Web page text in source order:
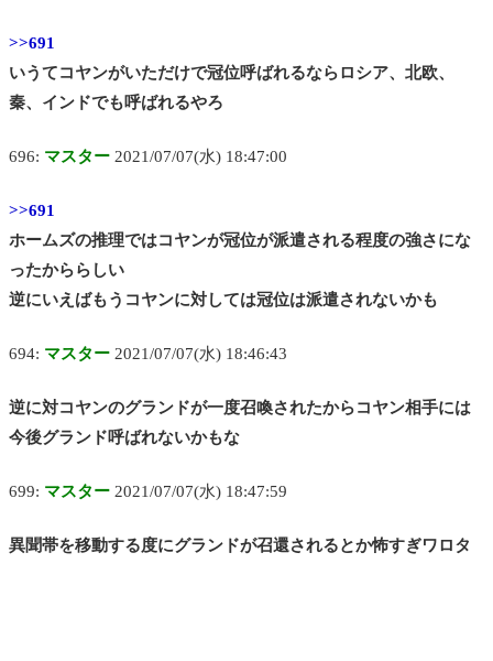
>>691
いうてコヤンがいただけで冠位呼ばれるならロシア、北欧、
秦、インドでも呼ばれるやろ
696: マスター 2021/07/07(水) 18:47:00
>>691
ホームズの推理ではコヤンが冠位が派遣される程度の強さにな
ったかららしい
逆にいえばもうコヤンに対しては冠位は派遣されないかも
694: マスター 2021/07/07(水) 18:46:43
逆に対コヤンのグランドが一度召喚されたからコヤン相手には
今後グランド呼ばれないかもな
699: マスター 2021/07/07(水) 18:47:59
異聞帯を移動する度にグランドが召還されるとか怖すぎワロタ